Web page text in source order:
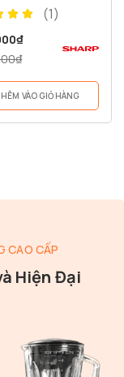
(1)
₫
₫
VÀO GIỎ HÀNG
CAO CẤP
Hiện Đại